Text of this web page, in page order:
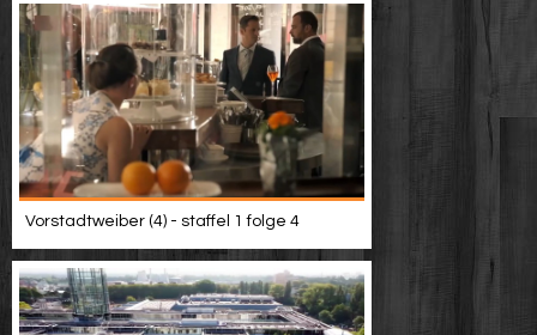
Vorstadtweiber (4) - staffel 1 folge 4